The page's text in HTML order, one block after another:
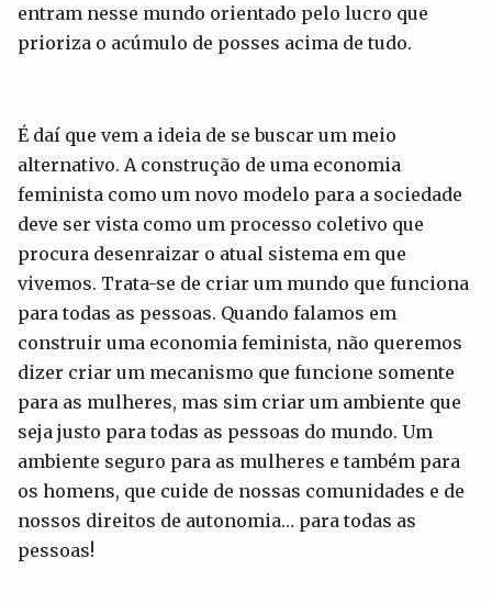
entram nesse mundo orientado pelo lucro que
prioriza o acúmulo de posses acima de tudo.
É daí que vem a ideia de se buscar um meio
alternativo. A construção de uma economia
feminista como um novo modelo para a sociedade
deve ser vista como um processo coletivo que
procura desenraizar o atual sistema em que
vivemos. Trata-se de criar um mundo que funciona
para todas as pessoas. Quando falamos em
construir uma economia feminista, não queremos
dizer criar um mecanismo que funcione somente
para as mulheres, mas sim criar um ambiente que
seja justo para todas as pessoas do mundo. Um
ambiente seguro para as mulheres e também para
os homens, que cuide de nossas comunidades e de
nossos direitos de autonomia… para todas as
pessoas!